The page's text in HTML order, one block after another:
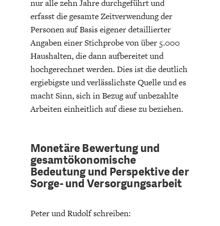
DEUTSCHLAND UND DIE
DIGITALISIERUNG
DAS POST-CORONA-
ZEITALTER
MAKROTHEK
ÖKONOMENSZENE
nur alle zehn Jahre durchgeführt und
erfasst die gesamte Zeitverwendung der
Personen auf Basis eigener detaillierter
Angaben einer Stichprobe von über 5.000
Haushalten, die dann aufbereitet und
hochgerechnet werden. Dies ist die deutlich
ergiebigste und verlässlichste Quelle und es
macht Sinn, sich in Bezug auf unbezahlte
Arbeiten einheitlich auf diese zu beziehen.
Monetäre Bewertung und
gesamtökonomische
Bedeutung und Perspektive der
Sorge- und Versorgungsarbeit
Peter und Rudolf schreiben: